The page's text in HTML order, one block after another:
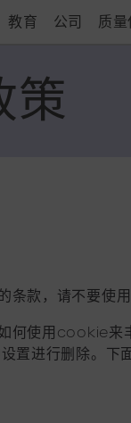
教育 公司 质量
策
款，请不要使
何使用cookie来
进行删除。下